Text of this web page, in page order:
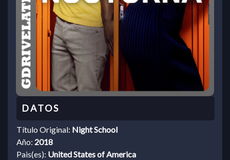
Título Original: Night School
Año: 2018
Pais(es): United States of America